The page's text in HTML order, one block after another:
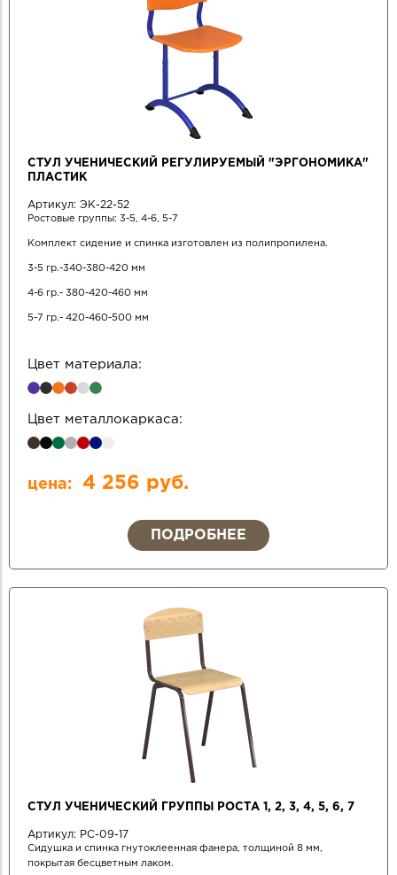
СТУЛ УЧЕНИЧЕСКИЙ РЕГУЛИРУЕМЫЙ "ЭРГОНОМИКА"
ПЛАСТИК
Артикул: ЭК-22-52
Ростовые группы: 3-5, 4-6, 5-7
Комплект сидение и спинка изготовлен из полипропилена.
3-5 гр.-340-380-420 мм
4-6 гр.- 380-420-460 мм
5-7 гр.- 420-460-500 мм
Цвет материала:
Цвет металлокаркаса:
цена: 4 256 руб.
ПОДРОБНЕЕ
СТУЛ УЧЕНИЧЕСКИЙ ГРУППЫ РОСТА 1, 2, 3, 4, 5, 6, 7
Артикул: РС-09-17
Сидушка и спинка гнутоклеенная фанера, толщиной 8 мм,
покрытая бесцветным лаком.